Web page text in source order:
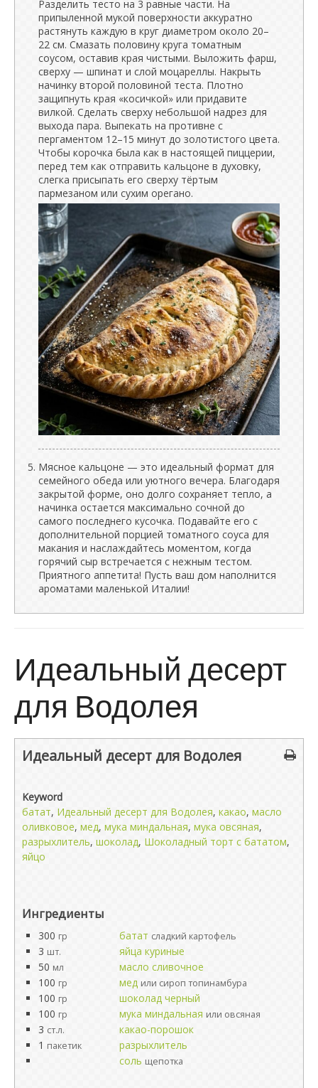
Разделить тесто на 3 равные части. На
припыленной мукой поверхности аккуратно
растянуть каждую в круг диаметром около 20–
22 см. Смазать половину круга томатным
соусом, оставив края чистыми. Выложить фарш,
сверху — шпинат и слой моцареллы. Накрыть
начинку второй половиной теста. Плотно
защипнуть края «косичкой» или придавите
вилкой. Сделать сверху небольшой надрез для
выхода пара. Выпекать на противне с
пергаментом 12–15 минут до золотистого цвета.
Чтобы корочка была как в настоящей пиццерии,
перед тем как отправить кальцоне в духовку,
слегка присыпать его сверху тёртым
пармезаном или сухим орегано.
Мясное кальцоне — это идеальный формат для
семейного обеда или уютного вечера. Благодаря
закрытой форме, оно долго сохраняет тепло, а
начинка остается максимально сочной до
самого последнего кусочка. Подавайте его с
дополнительной порцией томатного соуса для
макания и наслаждайтесь моментом, когда
горячий сыр встречается с нежным тестом.
Приятного аппетита! Пусть ваш дом наполнится
ароматами маленькой Италии!
Идеальный десерт
для Водолея
Идеальный десерт для Водолея
Keyword
батат, Идеальный десерт для Водолея, какао, масло
оливковое, мед, мука миндальная, мука овсяная,
разрыхлитель, шоколад, Шоколадный торт с бататом,
яйцо
Ингредиенты
300 гр батат сладкий картофель
3 шт.
яйца куриные
50 мл
масло сливочное
100 гр мед или сироп топинамбура
100 гр
шоколад черный
100 гр мука миндальная или овсяная
3 ст.л.
какао-порошок
1 пакетик
разрыхлитель
соль щепотка